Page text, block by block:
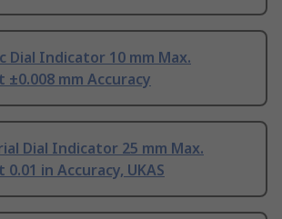
Dial Indicator 10 mm Max.
mm Accuracy
Dial Indicator 25 mm Max.
in Accuracy, UKAS